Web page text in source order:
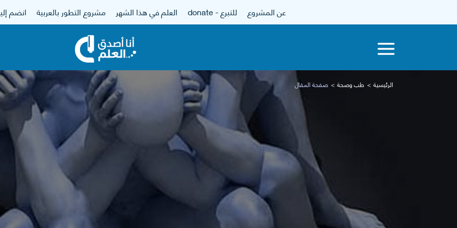
عن المشروع للتبرع - donate العلم في هذا الشهر مشروع التطور بالعربية انضم
الرئيسية طب وصحة صفحة المقال